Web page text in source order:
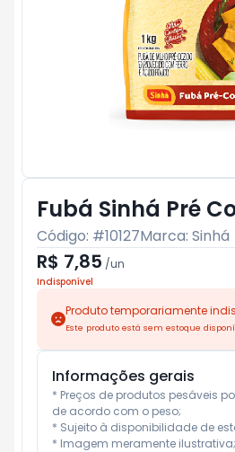
Fubá Sinhá Pré
Código: #10127Marca: Sinhá
R$ 7,85 /un
Indisponível
Produto temporariamente
Este produto está sem estoque
Informações gerais
* Preços de produtos pesáveis
de acordo com o peso;
* Sujeito à disponibilidade de
* Imagem meramente ilustrativa;